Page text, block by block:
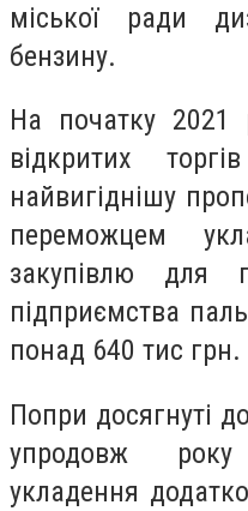
міської ради
бензину.
На початку 2021
відкритих
найвигіднішу
переможцем
закупівлю для
підприємства
понад 640 тис грн.
Попри досягнуті
упродовж
укладення